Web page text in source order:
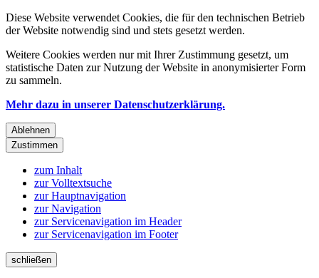
Diese Website verwendet Cookies, die für den technischen Betrieb
der Website notwendig sind und stets gesetzt werden.
Weitere Cookies werden nur mit Ihrer Zustimmung gesetzt, um
statistische Daten zur Nutzung der Website in anonymisierter Form
zu sammeln.
Mehr dazu in unserer Datenschutzerklärung.
Ablehnen
Zustimmen
zum Inhalt
zur Volltextsuche
zur Hauptnavigation
zur Navigation
zur Servicenavigation im Header
zur Servicenavigation im Footer
schließen